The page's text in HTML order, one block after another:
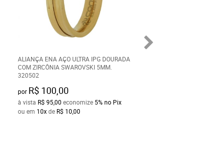
ALIANÇA ENA AÇO ULTRA IPG DOURADA
COM ZIRCÔNIA SWAROVSKI 5MM.
320502
por R$ 100,00
à vista R$ 95,00 economize 5% no Pix
ou em 10xde R$ 10,00